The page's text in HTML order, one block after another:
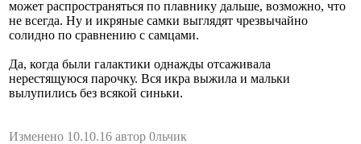
может распространяться по плавнику дальше, возможно, что
не всегда. Ну и икряные самки выглядят чрезвычайно
солидно по сравнению с самцами.
Да, когда были галактики однажды отсаживала
нерестящуюся парочку. Вся икра выжила и мальки
вылупились без всякой синьки.
Изменено 10.10.16 автор 0льчик